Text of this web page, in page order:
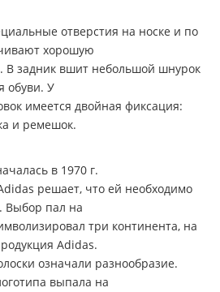
отверстия на носке и по
хорошую
В задник вшит небольшой шнурок
обуви. У
имеется двойная фиксация:
и ремешок.
в 1970 г.
решает, что ей необходимо
Выбор пал на
три континента, на
Adidas.
означали разнообразие.
выпала на